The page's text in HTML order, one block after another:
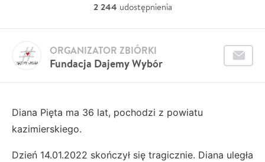
2 244 udostępnienia
Fundacja Dajemy Wybór
ORGANIZATOR ZBIÓRKI
Diana Pięta ma 36 lat, pochodzi z powiatu
kazimierskiego.
Dzień 14.01.2022 skończył się tragicznie. Diana uległa